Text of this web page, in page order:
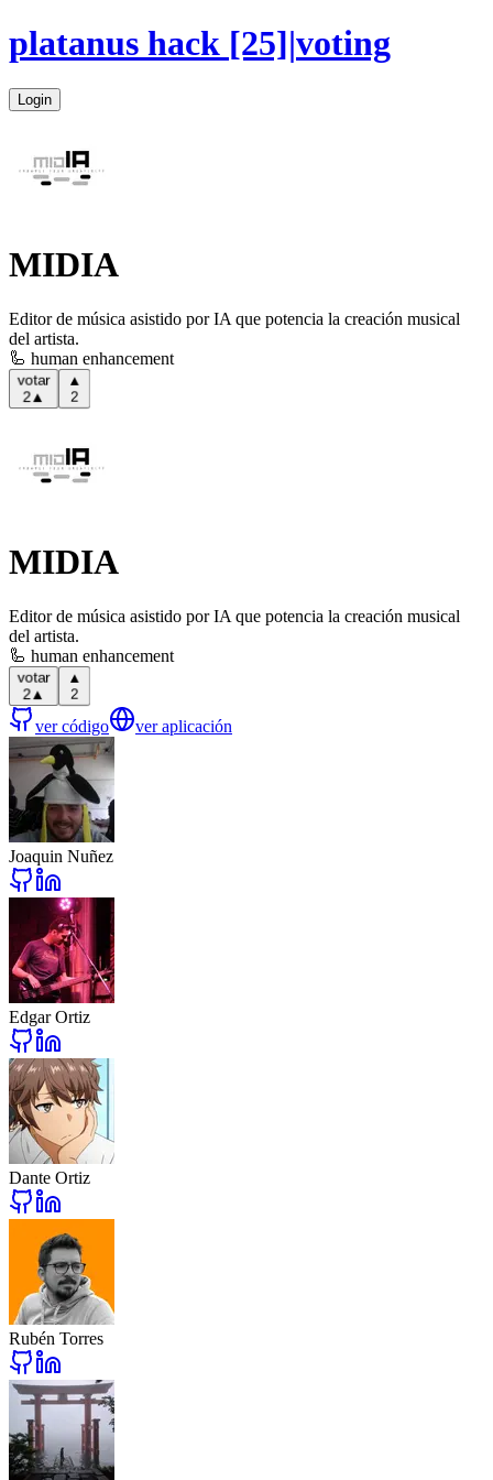
platanus hack [25]|voting
Login
MIDIA
Editor de música asistido por IA que potencia la creación musical
del artista.
🦾 human enhancement
votar
2▲
▲
2
MIDIA
Editor de música asistido por IA que potencia la creación musical
del artista.
🦾 human enhancement
votar
2▲
▲
2
ver código ver aplicación
Joaquin Nuñez
Edgar Ortiz
Dante Ortiz
Rubén Torres